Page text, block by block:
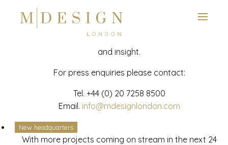
News
Latest mdesign development project and advisory news
and insight.
For press enquiries please contact:
Tel. +44 (0) 20 7258 8500
Email. info@mdesignlondon.com
New headquarters
With more projects coming on stream in the next 24